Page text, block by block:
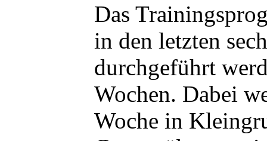
Das
in den letzten
durchgeführt
Wochen. Dabei
Woche in